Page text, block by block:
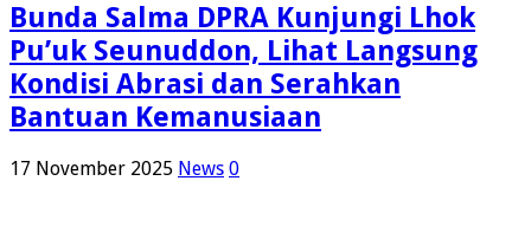
Bunda Salma DPRA Kunjungi Lhok
Pu’uk Seunuddon, Lihat Langsung
Kondisi Abrasi dan Serahkan
Bantuan Kemanusiaan
17 November 2025 News 0